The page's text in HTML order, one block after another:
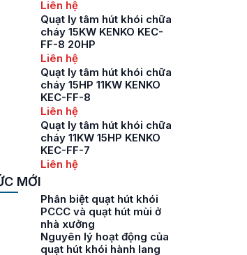
Liên hệ
Quạt ly tâm hút khói chữa
cháy 15KW KENKO KEC-
FF-8 20HP
Liên hệ
Quạt ly tâm hút khói chữa
cháy 15HP 11KW KENKO
KEC-FF-8
Liên hệ
Quạt ly tâm hút khói chữa
cháy 11KW 15HP KENKO
KEC-FF-7
Liên hệ
MỚI
Phân biệt quạt hút khói
PCCC và quạt hút mùi ở
nhà xưởng
Nguyên lý hoạt động của
quạt hút khói hành lang